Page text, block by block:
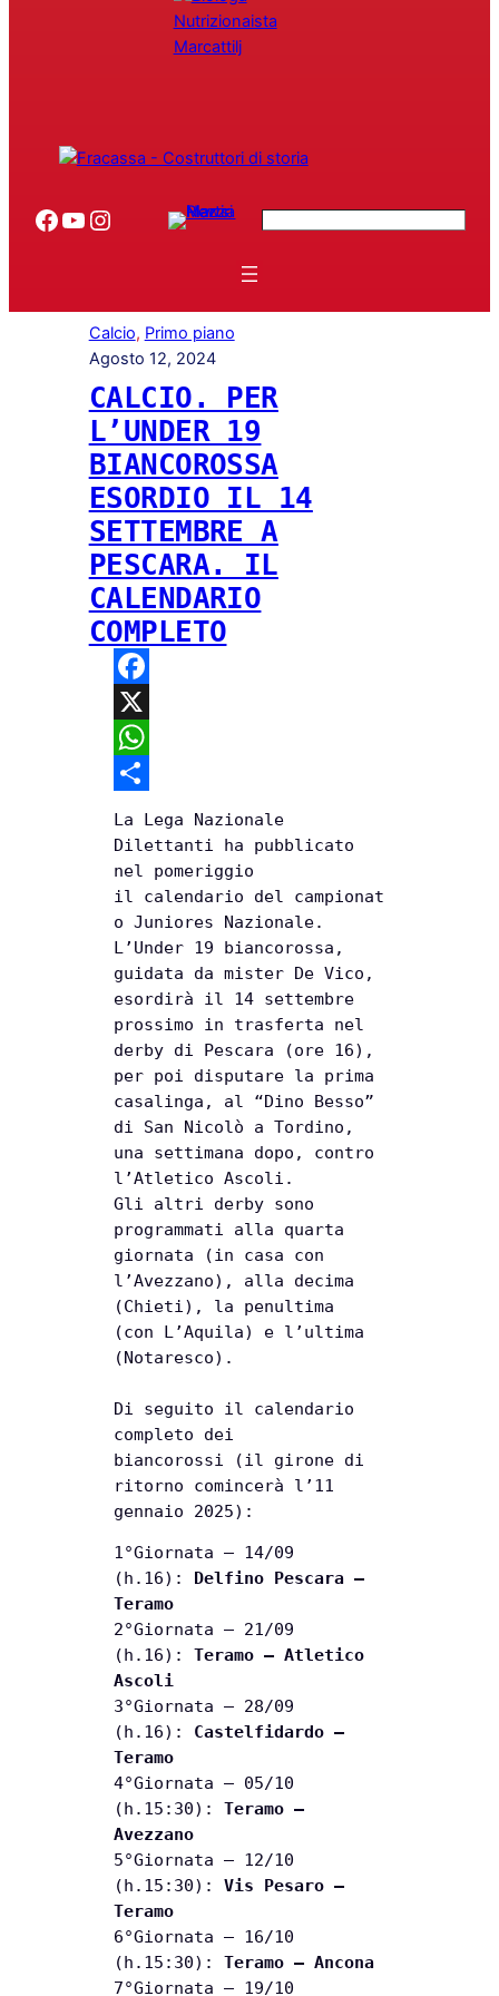
Facebook
YouTube
Instagram
Calcio, Primo piano
Agosto 12, 2024
CALCIO. PER
L’UNDER 19
BIANCOROSSA
ESORDIO IL 14
SETTEMBRE A
PESCARA. IL
CALENDARIO
COMPLETO
F
a
c
e
b
o
o
k
X
W
h
a
t
s
A
p
p
C
o
n
d
i
v
i
d
i
La Lega Nazionale
Dilettanti ha pubblicato
nel pomeriggio
il calendario del campionat
o Juniores Nazionale.
L’Under 19 biancorossa,
guidata da mister De Vico,
esordirà il 14 settembre
prossimo in trasferta nel
derby di Pescara (ore 16),
per poi disputare la prima
casalinga, al “Dino Besso”
di San Nicolò a Tordino,
una settimana dopo, contro
l’Atletico Ascoli.
Gli altri derby sono
programmati alla quarta
giornata (in casa con
l’Avezzano), alla decima
(Chieti), la penultima
(con L’Aquila) e l’ultima
(Notaresco).
Di seguito il calendario
completo dei
biancorossi
(il girone di
ritorno comincerà l’11
gennaio 2025):
1°Giornata – 14/09
(h.16):
Delfino Pescara –
Teramo
2°Giornata – 21/09
(h.16):Teramo – Atletico
Ascoli
3°Giornata – 28/09
(h.16):
Castelfidardo –
Teramo
4°Giornata – 05/10
(h.15:30):Teramo –
Avezzano
5°Giornata – 12/10
(h.15:30):Vis Pesaro –
Teramo
6°Giornata – 16/10
(h.15:30):Teramo – Ancona
7°Giornata – 19/10